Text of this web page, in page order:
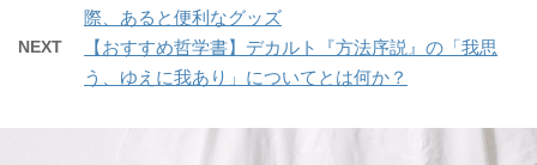
際、あると便利なグッズ
NEXT
【おすすめ哲学書】デカルト『方法序説』の「我思
う、ゆえに我あり」についてとは何か？